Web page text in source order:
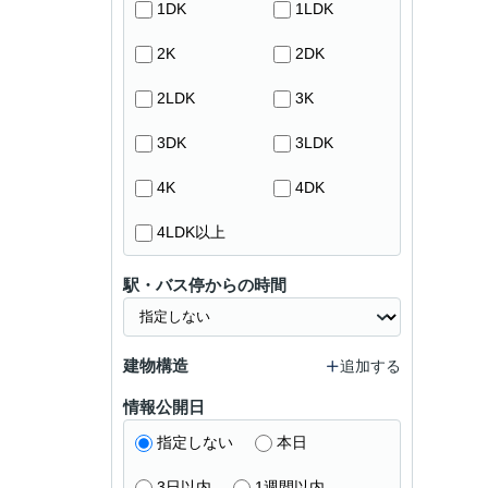
1DK 1LDK
2K 2DK
2LDK 3K
3DK 3LDK
4K 4DK
4LDK以上
駅・バス停からの時間
建物構造 追加する
情報公開日
指定しない 本日